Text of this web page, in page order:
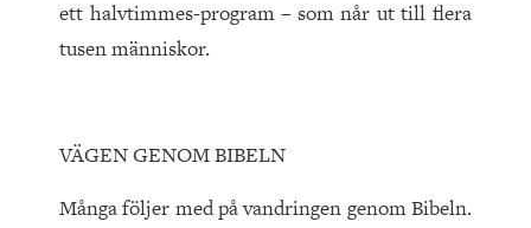
ett halvtimmes-program – som når ut till flera
tusen människor.
VÄGEN GENOM BIBELN
Många följer med på vandringen genom Bibeln.